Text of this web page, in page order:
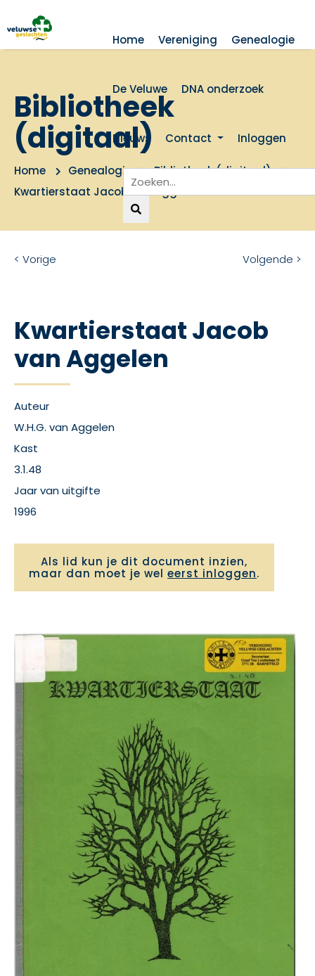
Home Vereniging Genealogie
De Veluwe DNA onderzoek
Nieuws Contact Inloggen
Bibliotheek
(digitaal)
Home Genealogie
Bibliotheek (digitaal)
Kwartierstaat Jacob van Aggelen
< Vorige Volgende >
Kwartierstaat Jacob
van Aggelen
Auteur
W.H.G. van Aggelen
Kast
3.1.48
Jaar van uitgifte
1996
Als lid kun je dit document inzien,
maar dan moet je wel eerst inloggen.